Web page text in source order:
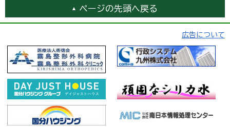
ページの先頭へ戻る
広告について